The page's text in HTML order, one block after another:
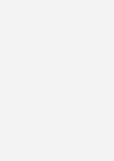
teuer
Wasserstoff